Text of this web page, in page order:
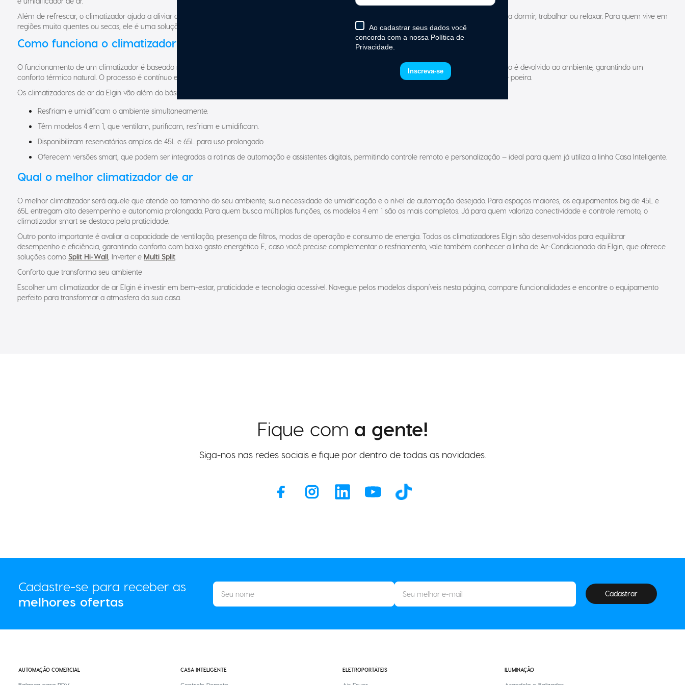
Além de refrescar, o climatizador ajuda a aliviar desconfortos respiratórios, reduz poeira suspensa, renova o ar e cria uma atmosfera mais agradável para dormir, trabalhar ou relaxar. Para quem vive em
regiões muito quentes ou secas, ele é uma solução prática, portátil e acessível.
Como funciona o climatizador de ar
O funcionamento de um climatizador é baseado na sucção do ar ambiente, que passa por um painel resfriado com água. Esse ar úmido e levemente frio é devolvido ao ambiente, garantindo um
conforto térmico natural. O processo é contínuo e pode ser combinado com funções adicionais, como controle de velocidade, oscilação, timer e filtro de poeira.
Os climatizadores de ar da Elgin vão além do básico:
Resfriam e umidificam o ambiente simultaneamente.
Têm modelos 4 em 1, que ventilam, purificam, resfriam e umidificam.
Disponibilizam reservatórios amplos de 45L e 65L para uso prolongado.
Oferecem versões smart, que podem ser integradas a rotinas de automação e assistentes digitais, permitindo controle remoto e personalização — ideal para quem já utiliza a linha Casa Inteligente.
Qual o melhor climatizador de ar
O melhor climatizador será aquele que atende ao tamanho do seu ambiente, sua necessidade de umidificação e o nível de automação desejado. Para espaços maiores, os equipamentos big de 45L e
65L entregam alto desempenho e autonomia prolongada. Para quem busca múltiplas funções, os modelos 4 em 1 são os mais completos. Já para quem valoriza conectividade e controle remoto, o
climatizador smart se destaca pela praticidade.
Outro ponto importante é avaliar a capacidade de ventilação, presença de filtros, modos de operação e consumo de energia. Todos os climatizadores Elgin são desenvolvidos para equilibrar
desempenho e eficiência, garantindo conforto com baixo gasto energético. E, caso você precise complementar o resfriamento, vale também conhecer a linha de Ar-Condicionado da Elgin, que oferece
soluções como Split Hi-Wall , Inverter e Multi Split
Conforto que transforma seu ambiente
Escolher um climatizador de ar Elgin é investir em bem-estar, praticidade e tecnologia acessível. Navegue pelos modelos disponíveis nesta página, compare funcionalidades e encontre o equipamento
perfeito para transformar a atmosfera da sua casa.
Fique com a gente!
Siga-nos nas redes sociais e fique por dentro de todas as novidades.
Cadastre-se para receber as
melhores ofertas
Cadastrar
AUTOMAÇÃO COMERCIAL CASA INTELIGENTE ELETROPORTÁTEIS ILUMINAÇÃO